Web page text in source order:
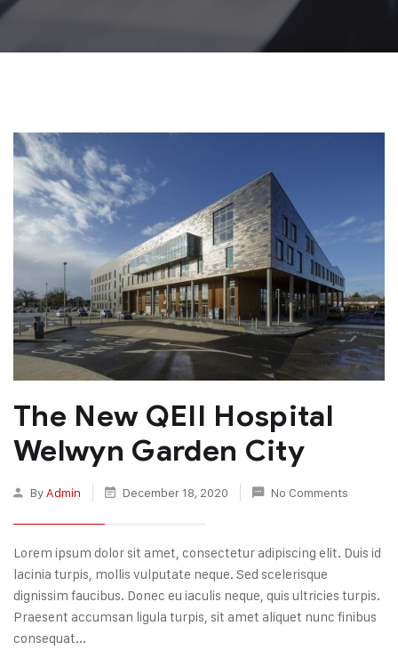
The New QEII Hospital
Welwyn Garden City
By Admin December 18, 2020 No Comments
Lorem ipsum dolor sit amet, consectetur adipiscing elit. Duis id
lacinia turpis, mollis vulputate neque. Sed scelerisque
dignissim faucibus. Donec eu iaculis neque, quis ultricies turpis.
Praesent accumsan ligula turpis, sit amet aliquet nunc finibus
consequat...